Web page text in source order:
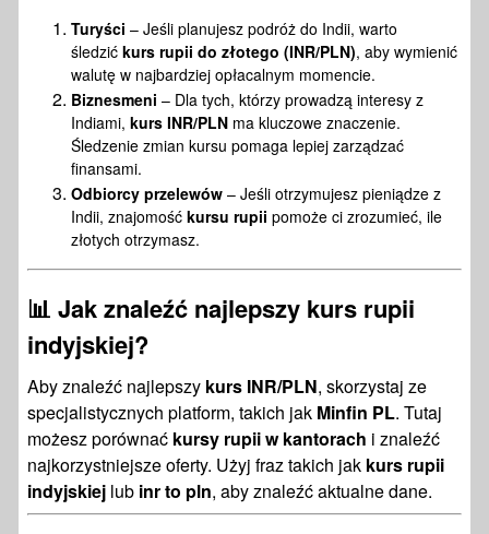
Turyści – Jeśli planujesz podróż do Indii, warto
śledzić kurs rupii do złotego (INR/PLN), aby wymienić
walutę w najbardziej opłacalnym momencie.
Biznesmeni – Dla tych, którzy prowadzą interesy z
Indiami, kurs INR/PLN ma kluczowe znaczenie.
Śledzenie zmian kursu pomaga lepiej zarządzać
finansami.
Odbiorcy przelewów – Jeśli otrzymujesz pieniądze z
Indii, znajomość kursu rupii pomoże ci zrozumieć, ile
złotych otrzymasz.
📊 Jak znaleźć najlepszy kurs rupii
indyjskiej?
Aby znaleźć najlepszy kurs INR/PLN, skorzystaj ze
specjalistycznych platform, takich jak Minfin PL. Tutaj
możesz porównać kursy rupii w kantorach i znaleźć
najkorzystniejsze oferty. Użyj fraz takich jak kurs rupii
indyjskiej lub inr to pln, aby znaleźć aktualne dane.